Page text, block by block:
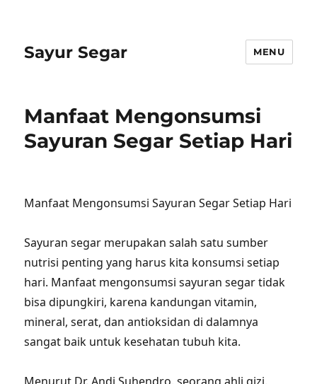
Sayur Segar MENU
Manfaat Mengonsumsi
Sayuran Segar Setiap Hari
Manfaat Mengonsumsi Sayuran Segar Setiap Hari
Sayuran segar merupakan salah satu sumber
nutrisi penting yang harus kita konsumsi setiap
hari. Manfaat mengonsumsi sayuran segar tidak
bisa dipungkiri, karena kandungan vitamin,
mineral, serat, dan antioksidan di dalamnya
sangat baik untuk kesehatan tubuh kita.